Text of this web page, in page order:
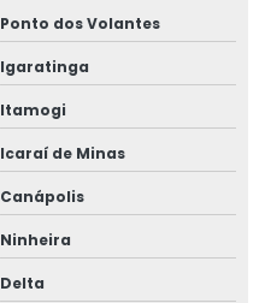
Ponto dos Volantes
Igaratinga
Itamogi
Icaraí de Minas
Canápolis
Ninheira
Delta